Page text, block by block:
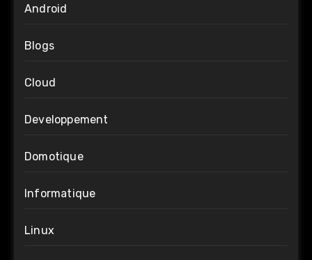
Android
Blogs
Cloud
Developpement
Domotique
Informatique
Linux